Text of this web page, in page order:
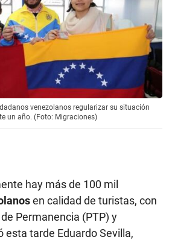
venezolanos regularizar su situación
un año. (Foto: Migraciones)
hay más de 100 mil
en calidad de turistas, con
Permanencia (PTP) y
esta tarde Eduardo Sevilla,